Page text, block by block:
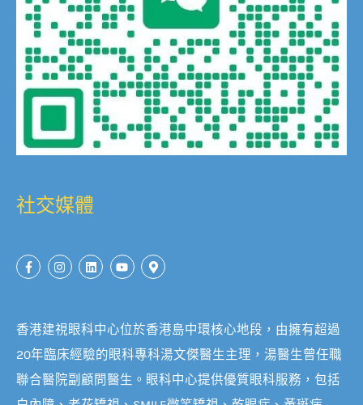
社交媒體
香港建視眼科中心位於香港島中環核心地段，由擁有超過
20年臨床經驗的眼科專科湯文傑醫生主理，湯醫生曾任職
聯合醫院副顧問醫生。眼科中心提供優質眼科服務，包括